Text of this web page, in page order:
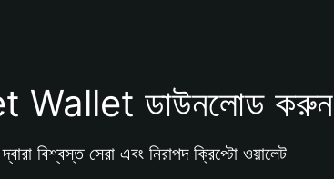
Wallet ডাউনলোড করুন
বিশ্বস্ত সেরা এবং নিরাপদ ক্রিপ্টো ওয়ালেট